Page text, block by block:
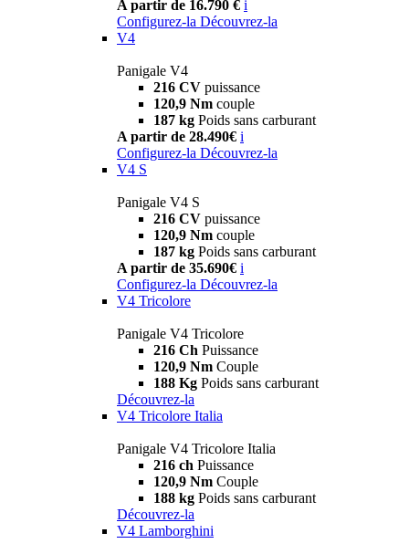
A partir de 16.790 € i
Configurez-la Découvrez-la
V4
Panigale V4
216 CV puissance
120,9 Nm couple
187 kg Poids sans carburant
A partir de 28.490€ i
Configurez-la Découvrez-la
V4 S
Panigale V4 S
216 CV puissance
120,9 Nm couple
187 kg Poids sans carburant
A partir de 35.690€ i
Configurez-la Découvrez-la
V4 Tricolore
Panigale V4 Tricolore
216 Ch Puissance
120,9 Nm Couple
188 Kg Poids sans carburant
Découvrez-la
V4 Tricolore Italia
Panigale V4 Tricolore Italia
216 ch Puissance
120,9 Nm Couple
188 kg Poids sans carburant
Découvrez-la
V4 Lamborghini